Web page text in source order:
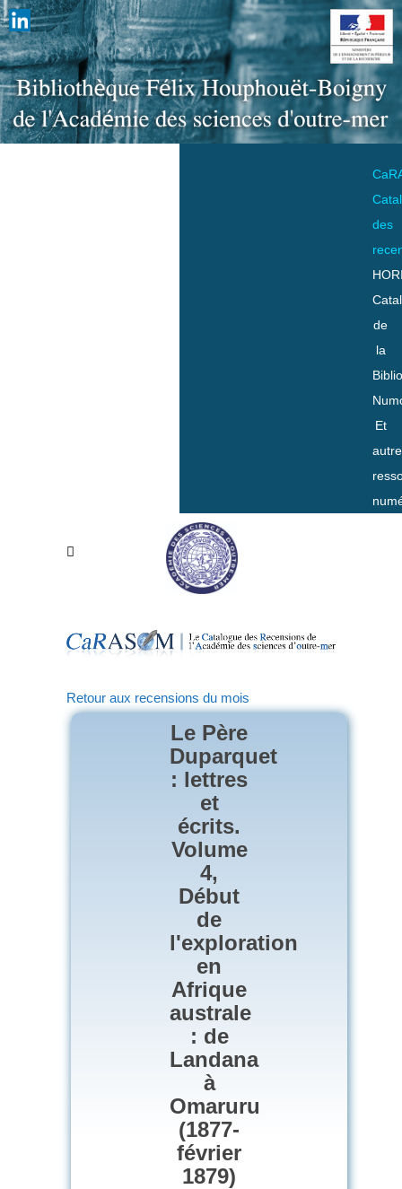
des
de
la
Et
Retour aux recensions du mois
Le Père
Duparquet
: lettres
et
écrits.
Volume
4,
Début
de
l'exploration
en
Afrique
australe
: de
Landana
à
Omaruru
(1877-
février
1879)